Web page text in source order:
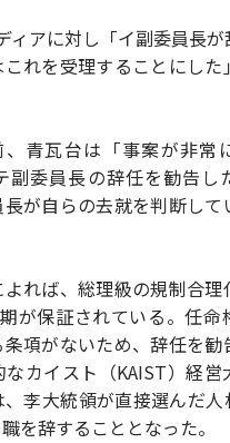
ィアに対し「イ副委員長
れを受理することにした
青瓦台は「事案が非常
副委員長の辞任を勧告し
長が自らの去就を判断し
れば、総理級の規制合理
が保証されている。任命
項がないため、辞任を勧
カイスト（KAIST）経営
李大統領が直接選んだ人
を辞することとなった。